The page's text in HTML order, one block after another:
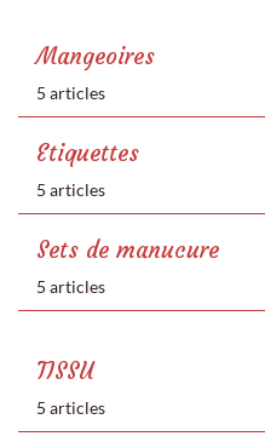
Mangeoires
5 articles
Etiquettes
5 articles
Sets de manucure
5 articles
TISSU
5 articles